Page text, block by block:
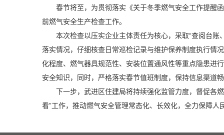
春节将至，为贯彻落实《关于冬季燃气安全工作提醒
前燃气安全生产检查工作。
本次检查以压实企业主体责任为核心，采取“查阅台
落实情况，仔细核查日常巡检记录与维护保养制度执行情
化程度、燃气器具规范性、安装位置通风性等重点隐患进
安全知识，同时，严格落实春节值班制度，保持信息渠道
下一步，武进区住建局将持续强化监管力度，督促各
看”工作，推动燃气安全管理常态化、长效化，全力保障